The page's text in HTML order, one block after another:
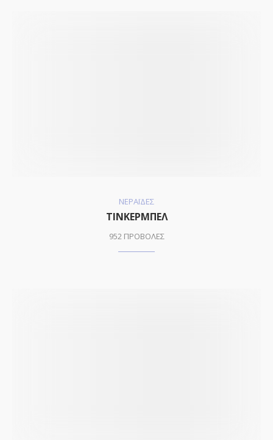
ΝΕΡΑΪΔΕΣ
ΤΙΝΚΕΡΜΠΕΛ
952 ΠΡΟΒΟΛΕΣ